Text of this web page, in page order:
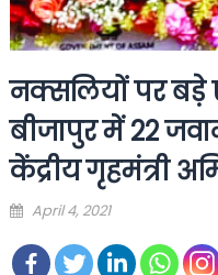
नक्सलियों पर बड़े
बीजापुर में 22
केंद्रीय गृहमंत्री
Posted
April 4, 2021